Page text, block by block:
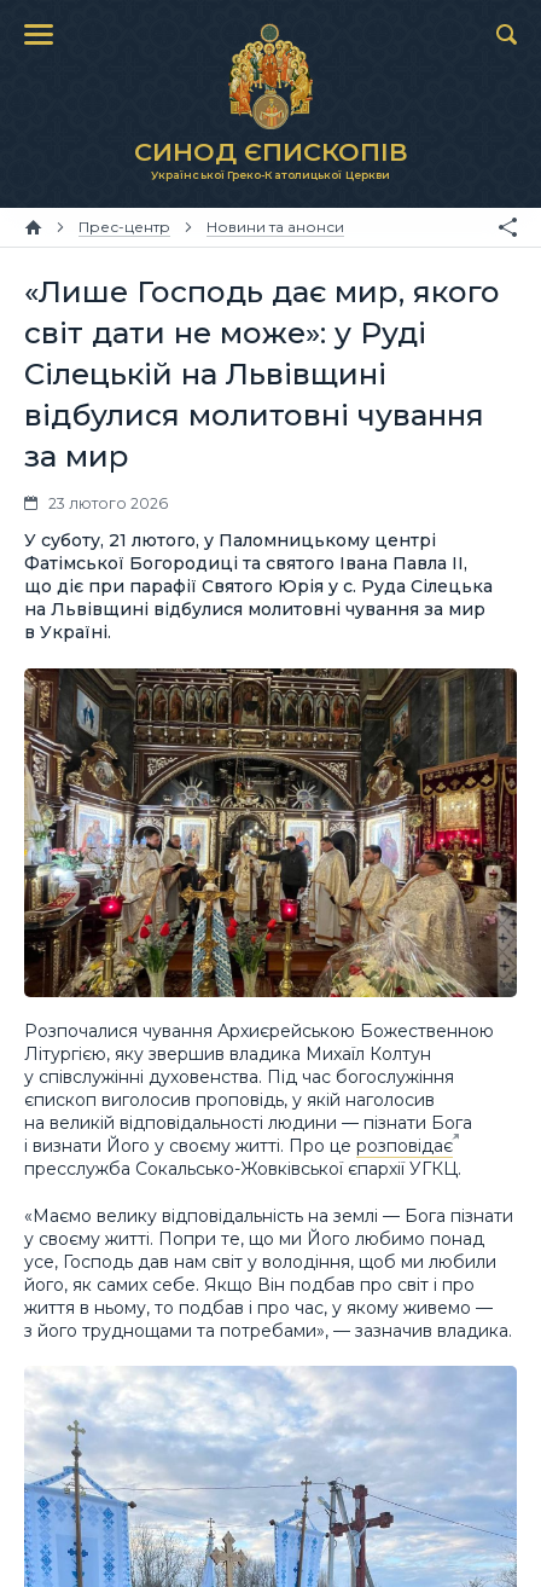
СИНОД ЄПИСКОПІВ
Української Греко-Католицької Церкви
Прес-центр Новини та анонси
«Лише Господь дає мир, якого
світ дати не може»: у Руді
Сілецькій на Львівщині
відбулися молитовні чування
за мир
23 лютого 2026
У суботу, 21 лютого, у Паломницькому центрі
Фатімської Богородиці та святого Івана Павла ІІ,
що діє при парафії Святого Юрія у с. Руда Сілецька
на Львівщині відбулися молитовні чування за мир
в Україні.
Розпочалися чування Архиєрейською Божественною
Літургією, яку звершив владика Михаїл Колтун
у співслужінні духовенства. Під час богослужіння
єпископ виголосив проповідь, у якій наголосив
на великій відповідальності людини — пізнати Бога
і визнати Його у своєму житті. Про це розповідає
пресслужба Сокальсько-Жовківської єпархії УГКЦ.
«Маємо велику відповідальність на землі — Бога пізнати
у своєму житті. Попри те, що ми Його любимо понад
усе, Господь дав нам світ у володіння, щоб ми любили
його, як самих себе. Якщо Він подбав про світ і про
життя в ньому, то подбав і про час, у якому живемо —
з його труднощами та потребами», — зазначив владика.